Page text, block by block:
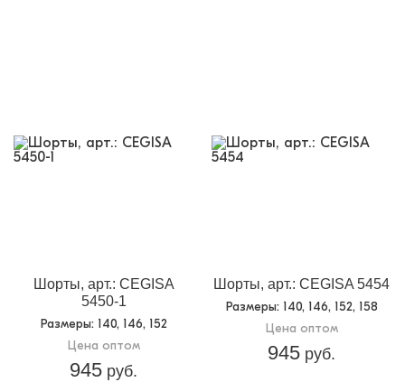
Шорты, арт.: CEGISA
5450-1
Размеры: 140, 146, 152
Цена оптом
945 руб.
Шорты, арт.: CEGISA 5454
Размеры: 140, 146, 152, 158
Цена оптом
945 руб.